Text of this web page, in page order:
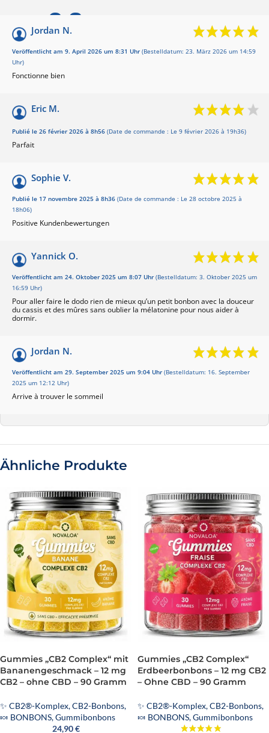
9.6
Basé sur 5 avis
Jordan N.
Veröffentlicht am 9. April 2026 um 8:31 Uhr (Bestelldatum: 23. März 2026 um 14:59
Uhr)
Fonctionne bien
Eric M.
Publié le 26 février 2026 à 8h56 (Date de commande : Le 9 février 2026 à 19h36)
Parfait
Sophie V.
Publié le 17 novembre 2025 à 8h36 (Date de commande : Le 28 octobre 2025 à
18h06)
Positive Kundenbewertungen
Yannick O.
Veröffentlicht am 24. Oktober 2025 um 8:07 Uhr (Bestelldatum: 3. Oktober 2025 um
16:59 Uhr)
Pour aller faire le dodo rien de mieux qu’un petit bonbon avec la douceur
du cassis et des mûres sans oublier la mélatonine pour nous aider à
dormir.
Jordan N.
Veröffentlicht am 29. September 2025 um 9:04 Uhr (Bestelldatum: 16. September
2025 um 12:12 Uhr)
Arrive à trouver le sommeil
Ähnliche Produkte
Gummies „CB2 Complex“ mit
Bananengeschmack – 12 mg
CB2 – ohne CBD – 90 Gramm
✨ CB2®-Komplex,CB2-Bonbons,
🍬 BONBONS,Gummibonbons
24,90€
Gummies „CB2 Complex“
Erdbeerbonbons – 12 mg CB2
– Ohne CBD – 90 Gramm
✨ CB2®-Komplex,CB2-Bonbons,
🍬 BONBONS,Gummibonbons